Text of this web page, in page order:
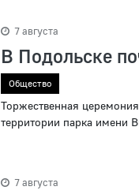
7 августа
В Подольске
Общество
Торжественная
территории парка имени
7 августа